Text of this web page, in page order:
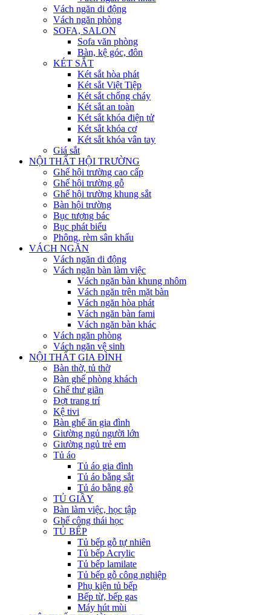
Vách ngăn di động
Vách ngăn phòng
SOFA, SALON
Sofa văn phòng
Bàn, kệ góc, đôn
KÉT SẮT
Két sắt hòa phát
Két sắt Việt Tiệp
Két sắt chống cháy
Két sắt an toàn
Két sắt khóa điện tử
Két sắt khóa cơ
Két sắt khóa vân tay
Giá sắt
NỘI THẤT HỘI TRƯỜNG
Ghế hội trường cao cấp
Ghế hội trường gỗ
Ghế hội trường khung sắt
Bàn hội trường
Bục tượng bác
Bục phát biểu
Phông, rèm sân khấu
VÁCH NGĂN
Vách ngăn di động
Vách ngăn bàn làm việc
Vách ngăn bàn khung nhôm
Vách ngăn trên mặt bàn
Vách ngăn hòa phát
Vách ngăn bàn fami
Vách ngăn bàn khác
Vách ngăn phòng
Vách ngăn vệ sinh
NỘI THẤT GIA ĐÌNH
Bàn thờ, tủ thờ
Bàn ghế phòng khách
Ghế thư giãn
Đợt trang trí
Kệ tivi
Bàn ghế ăn gia đình
Giường ngủ người lớn
Giường ngủ trẻ em
Tủ áo
Tủ áo gia đình
Tủ áo bằng sắt
Tủ áo bằng gỗ
TỦ GIẦY
Bàn làm việc, học tập
Ghế công thái học
TỦ BẾP
Tủ bếp gỗ tự nhiên
Tủ bếp Acrylic
Tủ bếp lamilate
Tủ bếp gỗ công nghiệp
Phụ kiện tủ bếp
Bếp từ, bếp gas
Máy hút mùi